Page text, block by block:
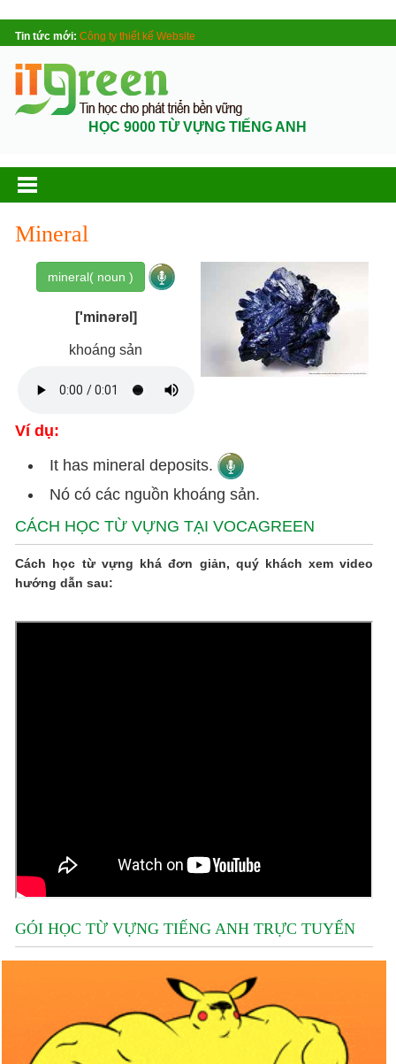
Tin tức mới: Công ty thiết kế Website
HỌC 9000 TỪ VỰNG TIẾNG ANH
Mineral
mineral( noun )
['minərəl]
khoáng sản
Ví dụ:
It has mineral deposits.
Nó có các nguồn khoáng sản.
CÁCH HỌC TỪ VỰNG TẠI VOCAGREEN
Cách học từ vựng khá đơn giản, quý khách xem video
hướng dẫn sau:
GÓI HỌC TỪ VỰNG TIẾNG ANH TRỰC TUYẾN